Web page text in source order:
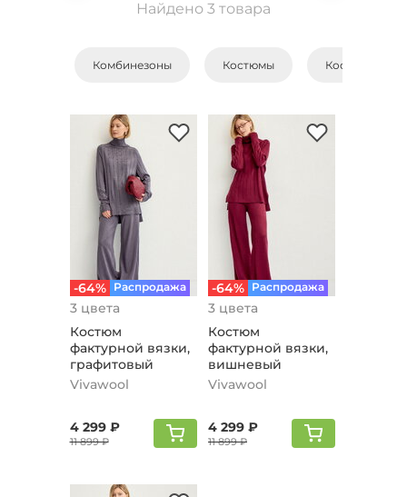
Найдено 3 товара
Комбинезоны Костюмы Костюмы с
-64% Распродажа
3 цвета
Костюм
фактурной вязки,
графитовый
Vivawool
4 299 ₽
11 899 ₽
-64% Распродажа
3 цвета
Костюм
фактурной вязки,
вишневый
Vivawool
4 299 ₽
11 899 ₽